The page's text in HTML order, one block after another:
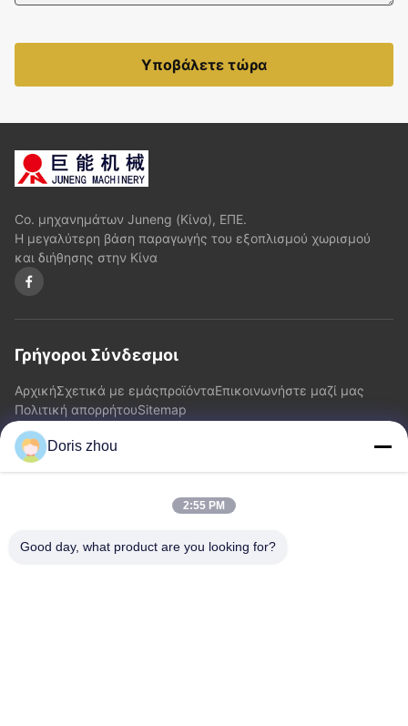
Υποβάλετε τώρα
Co. μηχανημάτων Juneng (Κίνα), ΕΠΕ.
Η μεγαλύτερη βάση παραγωγής του εξοπλισμού χωρισμού
και διήθησης στην Κίνα
Γρήγοροι Σύνδεσμοι
ΑρχικήΣχετικά με εμάςπροϊόνταΕπικοινωνήστε μαζί μας
Πολιτική απορρήτουSitemap
Επικοινωνήστε μαζί μας
Διεύθυνση: Δρόμος Chaoyang, κωμόπολη Zhotie, πόλη
Doris zhou
2:55 PM
Good day, what product are you looking for?